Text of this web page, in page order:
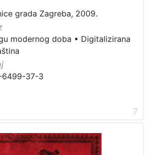
grada Zagreba, 2009.
modernog doba • Digitalizirana
6499-37-3
7